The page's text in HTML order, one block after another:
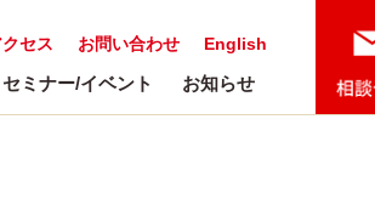
English
お問い合わせ
セス
セミナー/イベント お知らせ